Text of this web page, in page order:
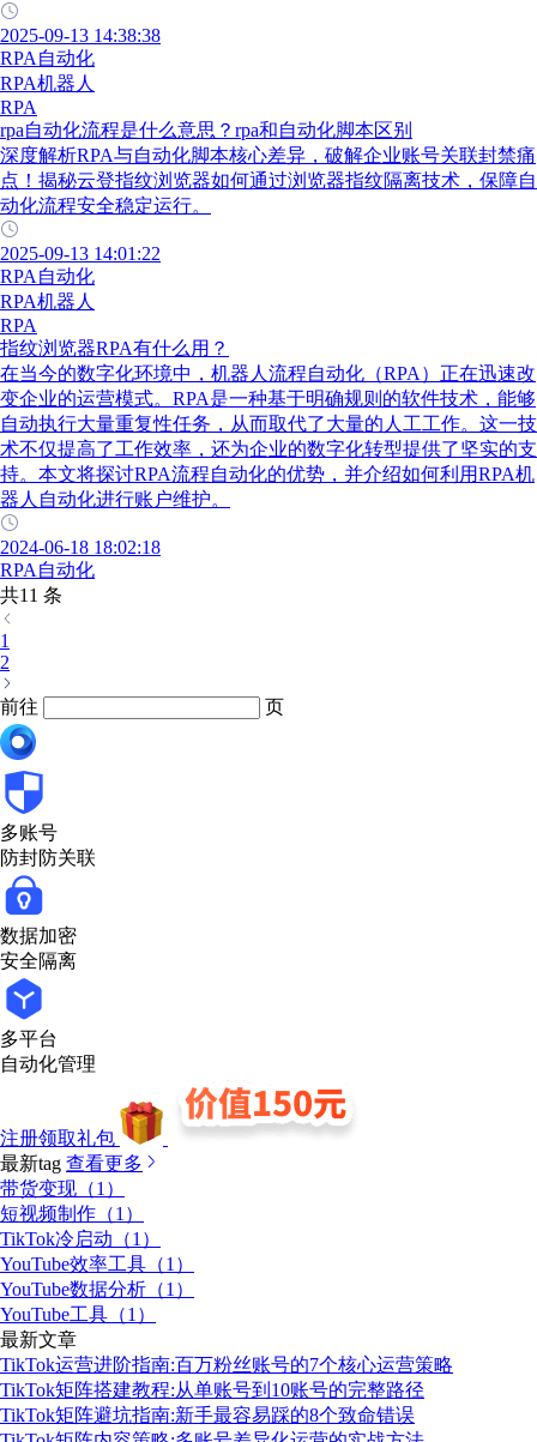
2025-09-13 14:38:38
RPA自动化
RPA机器人
RPA
rpa自动化流程是什么意思？rpa和自动化脚本区别
深度解析RPA与自动化脚本核心差异，破解企业账号关联封禁痛
点！揭秘云登指纹浏览器如何通过浏览器指纹隔离技术，保障自
动化流程安全稳定运行。
2025-09-13 14:01:22
RPA自动化
RPA机器人
RPA
指纹浏览器RPA有什么用？
在当今的数字化环境中，机器人流程自动化（RPA）正在迅速改
变企业的运营模式。RPA是一种基于明确规则的软件技术，能够
自动执行大量重复性任务，从而取代了大量的人工工作。这一技
术不仅提高了工作效率，还为企业的数字化转型提供了坚实的支
持。本文将探讨RPA流程自动化的优势，并介绍如何利用RPA机
器人自动化进行账户维护。
2024-06-18 18:02:18
RPA自动化
共11 条
1
2
前往 页
多账号
防封防关联
数据加密
安全隔离
多平台
自动化管理
注册领取礼包
最新tag 查看更多
带货变现（1）
短视频制作（1）
TikTok冷启动（1）
YouTube效率工具（1）
YouTube数据分析（1）
YouTube工具（1）
最新文章
TikTok运营进阶指南:百万粉丝账号的7个核心运营策略
TikTok矩阵搭建教程:从单账号到10账号的完整路径
TikTok矩阵避坑指南:新手最容易踩的8个致命错误